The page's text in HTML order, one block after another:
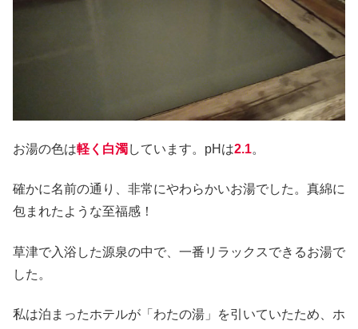
お湯の色は軽く白濁しています。pHは2.1。
確かに名前の通り、非常にやわらかいお湯でした。真綿に
包まれたような至福感！
草津で入浴した源泉の中で、一番リラックスできるお湯で
した。
私は泊まったホテルが「わたの湯」を引いていたため、ホ